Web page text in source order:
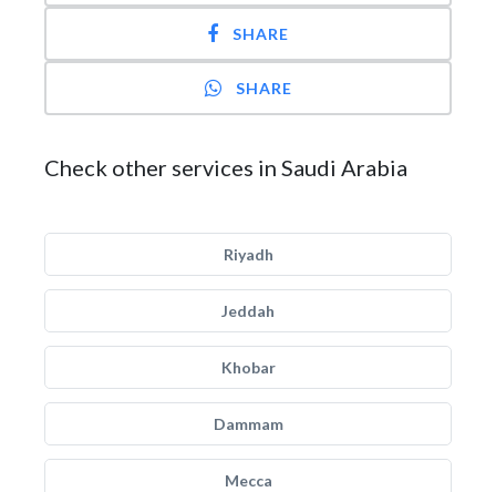
SHARE
SHARE
Check other services in Saudi Arabia
Riyadh
Jeddah
Khobar
Dammam
Mecca